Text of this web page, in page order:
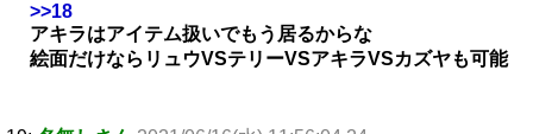
>>18
アキラはアイテム扱いでもう居るからな
絵面だけならリュウVSテリーVSアキラVSカズヤも可能